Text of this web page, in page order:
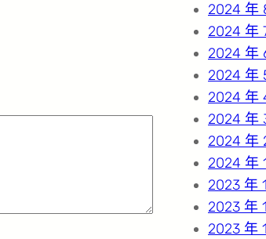
2024 年
2024 年
2024 年
2024 年
2024 年
2024 年
2024 年
2024 年
2023 年
2023 年
2023 年